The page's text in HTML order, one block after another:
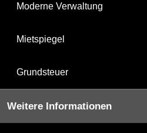
Moderne Verwaltung
Mietspiegel
Grundsteuer
Weitere Informationen